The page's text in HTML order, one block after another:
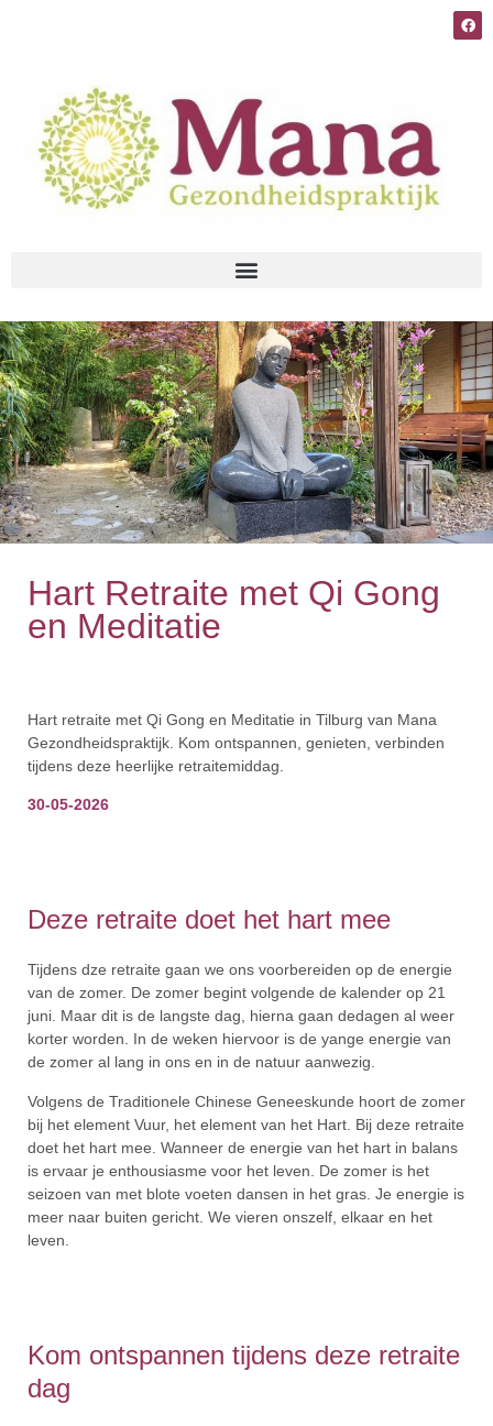
Hart Retraite met Qi Gong
en Meditatie
Hart retraite met Qi Gong en Meditatie in Tilburg van Mana
Gezondheidspraktijk. Kom ontspannen, genieten, verbinden
tijdens deze heerlijke retraitemiddag.
30-05-2026
Deze retraite doet het hart mee
Tijdens dze retraite gaan we ons voorbereiden op de energie
van de zomer. De zomer begint volgende de kalender op 21
juni. Maar dit is de langste dag, hierna gaan dedagen al weer
korter worden. In de weken hiervoor is de yange energie van
de zomer al lang in ons en in de natuur aanwezig.
Volgens de Traditionele Chinese Geneeskunde hoort de zomer
bij het element Vuur, het element van het Hart. Bij deze retraite
doet het hart mee. Wanneer de energie van het hart in balans
is ervaar je enthousiasme voor het leven. De zomer is het
seizoen van met blote voeten dansen in het gras. Je energie is
meer naar buiten gericht. We vieren onszelf, elkaar en het
leven.
Kom ontspannen tijdens deze retraite
dag